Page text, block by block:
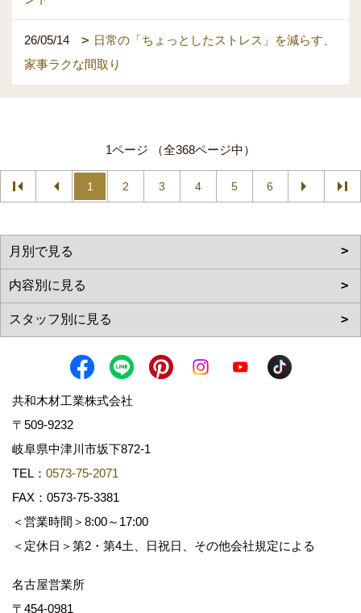
26/05/14
日常の「ちょっとしたストレス」を減らす、
家事ラクな間取り
1ページ （全368ページ中）
1 2 3 4 5 6
共和木材工業株式会社
〒509-9232
岐阜県中津川市坂下872‐1
TEL： 0573-75-2071
FAX：0573-75-3381
＜営業時間＞8:00～17:00
＜定休日＞第2・第4土、日祝日、その他会社規定による
名古屋営業所
〒454-0981